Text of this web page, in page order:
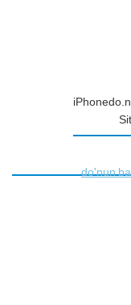
do'nun